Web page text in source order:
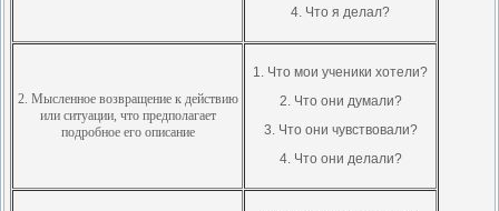
4. Что я делал?
2. Мысленное возвращение к действию
или ситуации, что предполагает
подробное его описание
1. Что мои ученики хотели?
2. Что они думали?
3. Что они чувствовали?
4. Что они делали?